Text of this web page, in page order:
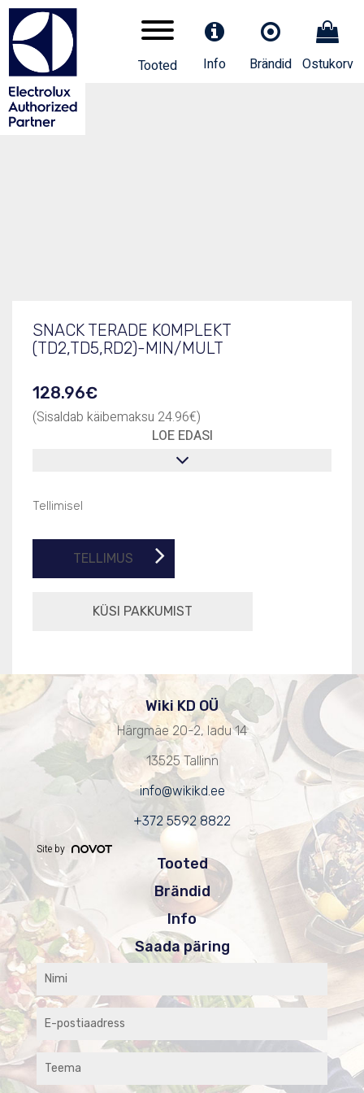
Tooted Info Brändid Ostukorv
SNACK TERADE KOMPLEKT
(TD2,TD5,RD2)-MIN/MULT
128.96€
(Sisaldab käibemaksu 24.96€)
LOE EDASI
Tellimisel
TELLIMUS
Wiki KD OÜ
Härgmäe 20-2, ladu 14
13525 Tallinn
info@wikikd.ee
+372 5592 8822
Site by
Tooted
Brändid
Info
Saada päring